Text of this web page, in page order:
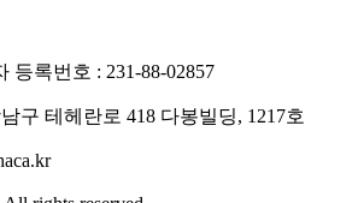
등록번호 : 231-88-02857
구 테헤란로 418 다봉빌딩, 1217호